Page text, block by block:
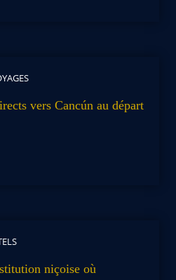
vers Cancún au départ
niçoise où